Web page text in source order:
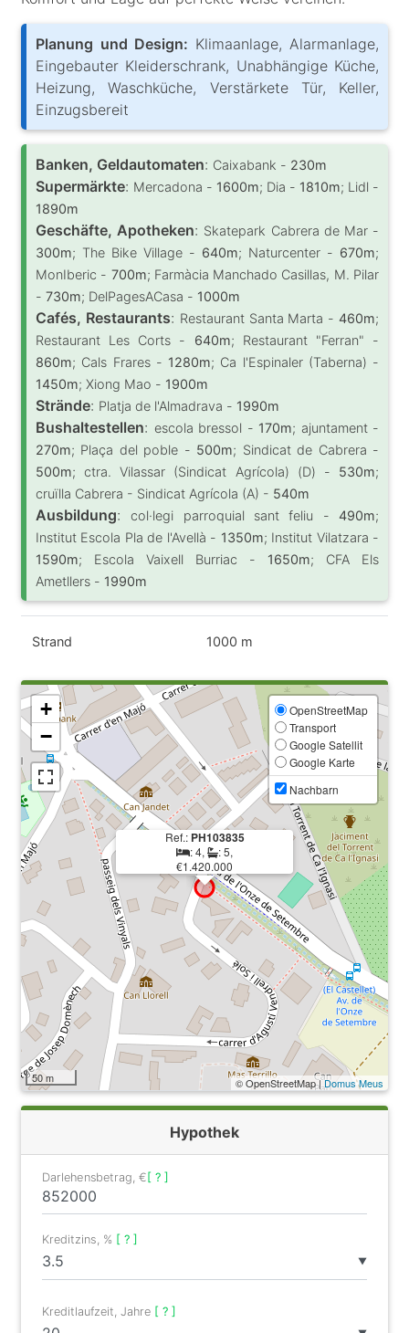
Planung und Design: Klimaanlage, Alarmanlage,
Eingebauter Kleiderschrank, Unabhängige Küche,
Heizung, Waschküche, Verstärkete Tür, Keller,
Einzugsbereit
Banken, Geldautomaten: Caixabank - 230m
Supermärkte: Mercadona - 1600m; Dia - 1810m; Lidl -
1890m
Geschäfte, Apotheken: Skatepark Cabrera de Mar -
300m; The Bike Village - 640m; Naturcenter - 670m;
MonIberic - 700m; Farmàcia Manchado Casillas, M. Pilar
- 730m; DelPagesACasa - 1000m
Cafés, Restaurants: Restaurant Santa Marta -460m;
Restaurant Les Corts - 640m; Restaurant "Ferran" -
860m; Cals Frares - 1280m; Ca l'Espinaler (Taberna) -
1450m; Xiong Mao - 1900m
Strände: Platja de l'Almadrava - 1990m
Bushaltestellen: escola bressol - 170m; ajuntament -
270m; Plaça del poble - 500m; Sindicat de Cabrera -
500m; ctra. Vilassar (Sindicat Agrícola) (D) - 530m;
cruïlla Cabrera - Sindicat Agrícola (A) - 540m
Ausbildung:col·legi parroquial sant feliu -490m;
Institut Escola Pla de l'Avellà - 1350m; Institut Vilatzara -
1590m; Escola Vaixell Burriac - 1650m; CFA Els
Ametllers - 1990m
Strand 1000 m
Ref.: PH103835
: 4,
: 5,
€1.420.000
+
−
OpenStreetMap
Transport
Google Satellit
Google Karte
Nachbarn
50 m © OpenStreetMap |Domus Meus
Hypothek
Darlehensbetrag, €[ ? ]
▼
Kreditzins, % [ ? ]
Kreditlaufzeit, Jahre [ ? ]